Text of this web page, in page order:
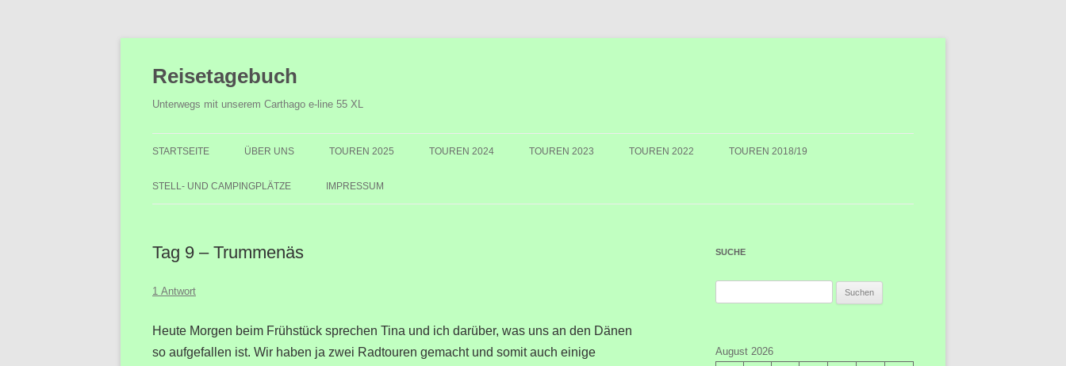
Inhalt
springen
Reisetagebuch
Unterwegs mit unserem Carthago e-line 55 XL
STARTSEITE ÜBER UNS TOUREN 2025 TOUREN 2024 TOUREN 2023 TOUREN 2022 TOUREN 2018/19
STELL- UND CAMPINGPLÄTZE IMPRESSUM
Tag 9 – Trummenäs
1 Antwort
Heute Morgen beim Frühstück sprechen Tina und ich darüber, was uns an den Dänen
so aufgefallen ist. Wir haben ja zwei Radtouren gemacht und somit auch einige
SUCHE
August 2026